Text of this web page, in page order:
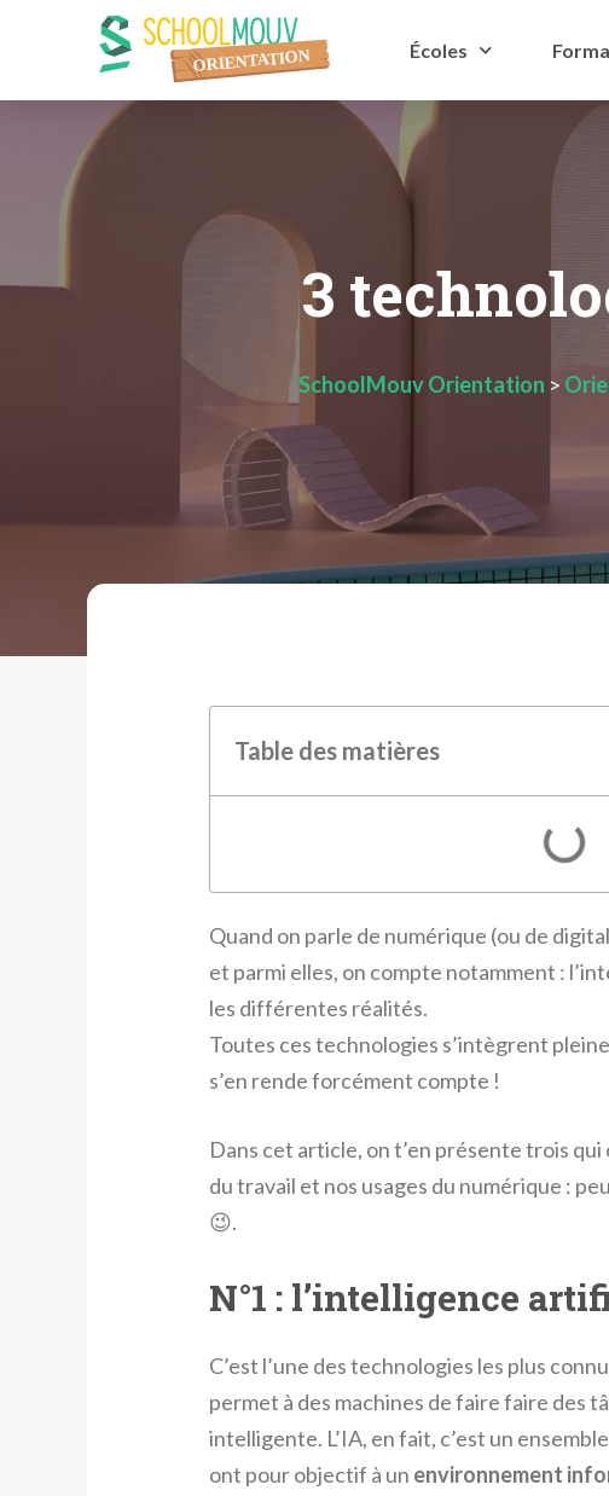
Écoles
3
SchoolMouv Orientation >
Table des matières
Quand on parle de numérique (ou de
et parmi elles, on compte notamment :
les différentes réalités.
Toutes ces technologies s’intègrent
s’en rende forcément compte !
Dans cet article, on t’en présente trois
du travail et nos usages du numérique :
😉.
N°1 : l’intelligence
C’est l’une des technologies les plus
permet à des machines de faire faire des
intelligente. L’IA, en fait, c’est un
ont pour objectif à un environnement